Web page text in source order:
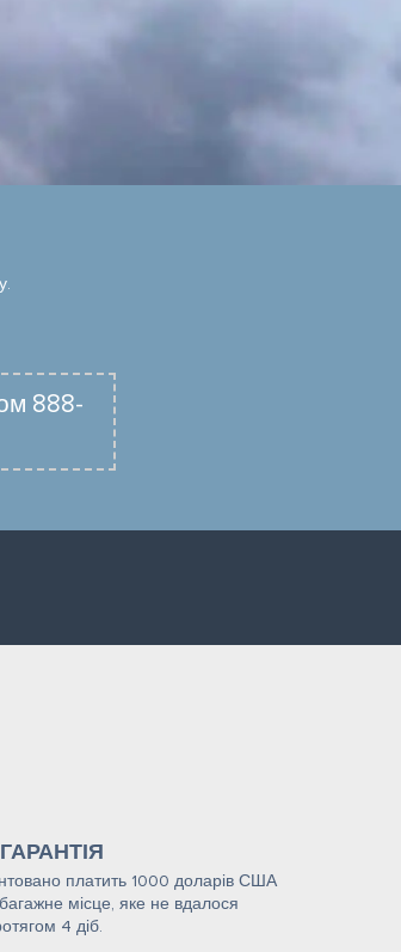
888-
платить 1000 доларів США
місце, яке не вдалося
4 діб.